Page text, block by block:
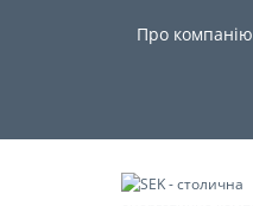
Про компанію